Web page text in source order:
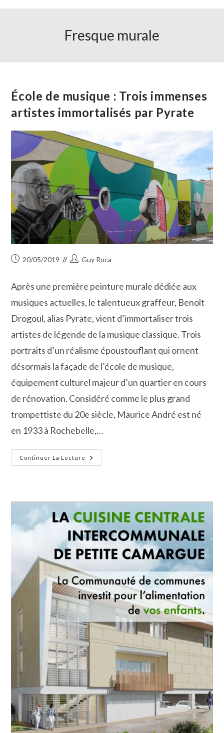
Fresque murale
École de musique : Trois immenses
artistes immortalisés par Pyrate
Publication
20/05/2019
Auteur/autrice
publication :
Guy Roca
Après une première peinture murale dédiée aux
musiques actuelles, le talentueux graffeur, Benoît
Drogoul, alias Pyrate, vient d’immortaliser trois
artistes de légende de la musique classique. Trois
portraits d’un réalisme époustouflant qui ornent
désormais la façade de l’école de musique,
équipement culturel majeur d’un quartier en cours
de rénovation. Considéré comme le plus grand
trompettiste du 20e siècle, Maurice André est né
en 1933 à Rochebelle,…
Continuer La Lecture
École
De
Artistes
Par
Pyrate